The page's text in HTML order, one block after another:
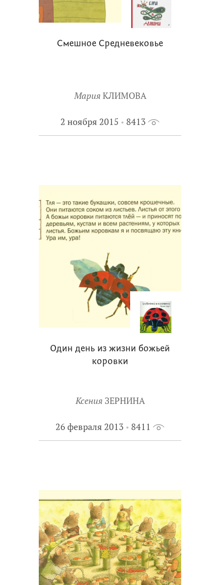
Смешное Средневековье
Мария КЛИМОВА
2 ноября 2015 8413
Один день из жизни божьей
коровки
Ксения ЗЕРНИНА
26 февраля 2013 8411